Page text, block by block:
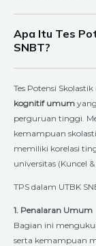
Apa Itu Tes
SNBT?
Tes Potensi
kognitif umum
perguruan tinggi.
kemampuan
memiliki korelasi
universitas (Kuncel
TPS dalam UTBK
1. Penalaran Umum
Bagian ini
serta kemampuan